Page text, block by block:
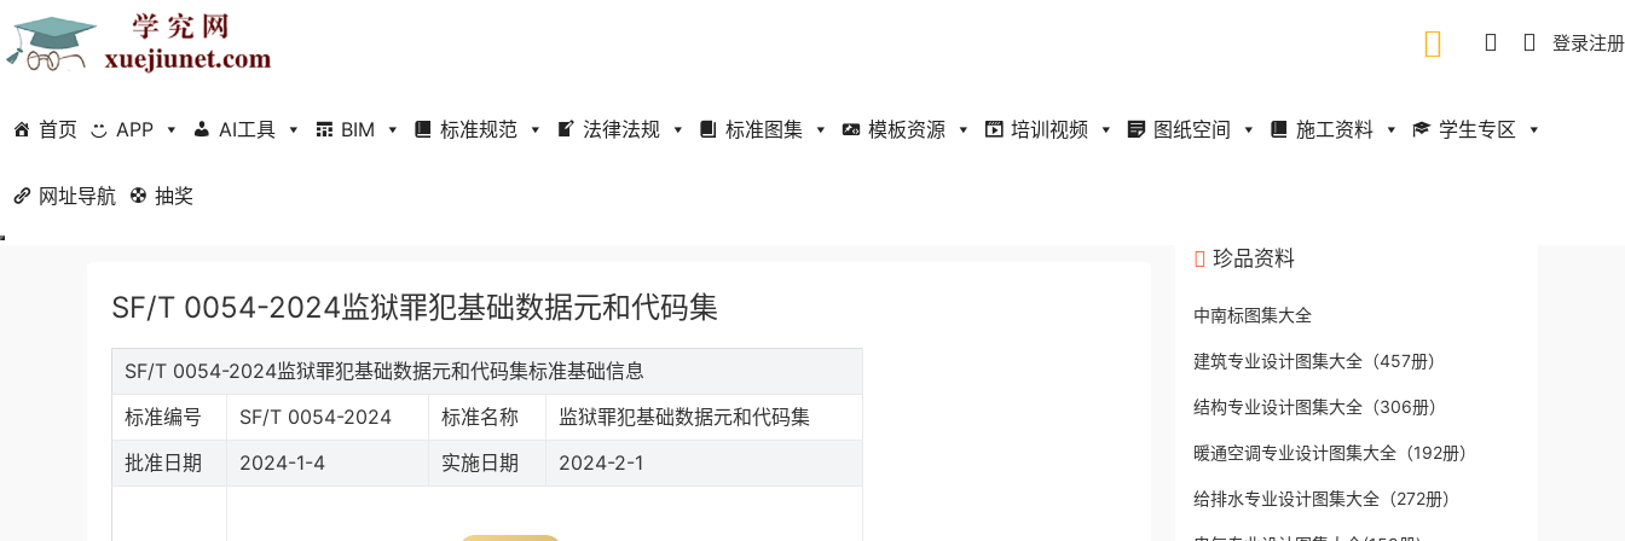
登录注册
首页 APP AI工具 BIM 标准规范 法律法规 标准图集 模板资源 培训视频 图纸空间 施工资料 学生专区
网址导航 抽奖
当前位置：首页
SF/T 0054-2024监狱罪犯基础数据元和代码集
SF/T 0054-2024监狱罪犯基础数据元和代码集标准基础信息
标准编号
SF/T 0054-2024 标准名称
监狱罪犯基础数据元和代码集
批准日期
2024-1-4 实施日期 2024-2-1
珍品资料
中南标图集大全
建筑专业设计图集大全（457册）
结构专业设计图集大全（306册）
暖通空调专业设计图集大全（192册）
给排水专业设计图集大全（272册）